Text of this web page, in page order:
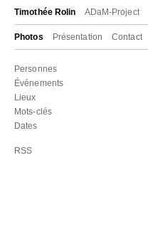
Timothée Rolin ADaM-Project
Photos Présentation Contact
Personnes
Événements
Lieux
Mots-clés
Dates
RSS